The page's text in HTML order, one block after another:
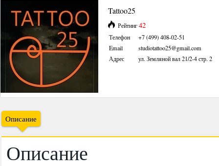
Tattoo25
Рейтинг42
Телефон
+7 (499) 408-02-51
Email
studiotattoo25@gmail.com
Адрес
ул. Земляной вал 21/2-4 стр. 2
Описание
Описание